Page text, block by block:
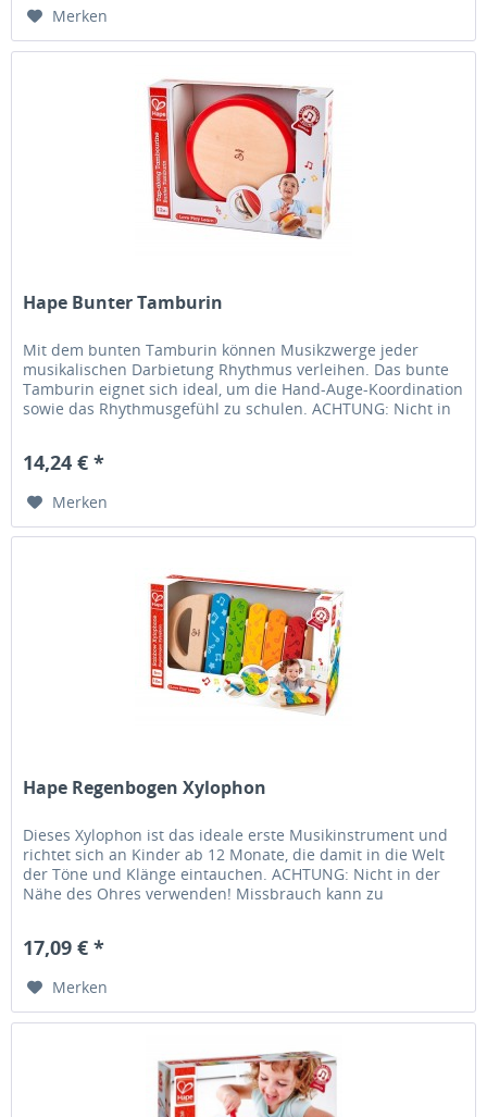
Merken
Hape Bunter Tamburin
Mit dem bunten Tamburin können Musikzwerge jeder
musikalischen Darbietung Rhythmus verleihen. Das bunte
Tamburin eignet sich ideal, um die Hand-Auge-Koordination
sowie das Rhythmusgefühl zu schulen. ACHTUNG: Nicht in
14,24 € *
Merken
Hape Regenbogen Xylophon
Dieses Xylophon ist das ideale erste Musikinstrument und
richtet sich an Kinder ab 12 Monate, die damit in die Welt
der Töne und Klänge eintauchen. ACHTUNG: Nicht in der
Nähe des Ohres verwenden! Missbrauch kann zu
17,09 € *
Merken